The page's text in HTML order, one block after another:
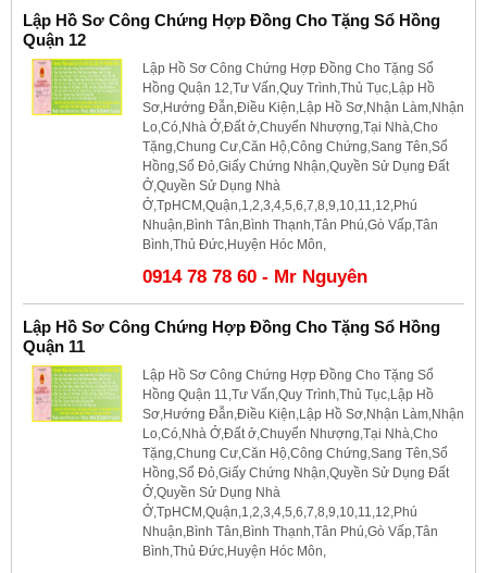
Lập Hồ Sơ Công Chứng Hợp Đồng Cho Tặng Sổ Hồng
Quận 12
Lập Hồ Sơ Công Chứng Hợp Đồng Cho Tặng Sổ
Hồng Quận 12,Tư Vấn,Quy Trình,Thủ Tục,Lập Hồ
Sơ,Hướng Đẫn,Điều Kiện,Lập Hồ Sơ,Nhận Làm,Nhận
Lo,Có,Nhà Ở,Đất ở,Chuyển Nhượng,Tại Nhà,Cho
Tặng,Chung Cư,Căn Hộ,Công Chứng,Sang Tên,Sổ
Hồng,Sổ Đỏ,Giấy Chứng Nhận,Quyền Sử Dụng Đất
Ở,Quyền Sử Dụng Nhà
Ở,TpHCM,Quận,1,2,3,4,5,6,7,8,9,10,11,12,Phú
Nhuận,Bình Tân,Bình Thạnh,Tân Phú,Gò Vấp,Tân
Bình,Thủ Đức,Huyện Hóc Môn,
0914 78 78 60 - Mr Nguyên
Lập Hồ Sơ Công Chứng Hợp Đồng Cho Tặng Sổ Hồng
Quận 11
Lập Hồ Sơ Công Chứng Hợp Đồng Cho Tặng Sổ
Hồng Quận 11,Tư Vấn,Quy Trình,Thủ Tục,Lập Hồ
Sơ,Hướng Đẫn,Điều Kiện,Lập Hồ Sơ,Nhận Làm,Nhận
Lo,Có,Nhà Ở,Đất ở,Chuyển Nhượng,Tại Nhà,Cho
Tặng,Chung Cư,Căn Hộ,Công Chứng,Sang Tên,Sổ
Hồng,Sổ Đỏ,Giấy Chứng Nhận,Quyền Sử Dụng Đất
Ở,Quyền Sử Dụng Nhà
Ở,TpHCM,Quận,1,2,3,4,5,6,7,8,9,10,11,12,Phú
Nhuận,Bình Tân,Bình Thạnh,Tân Phú,Gò Vấp,Tân
Bình,Thủ Đức,Huyện Hóc Môn,